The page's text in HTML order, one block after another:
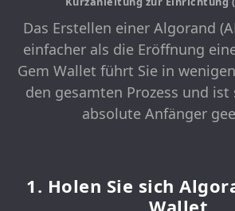
Das Erstellen einer Algorand
einfacher als die Eröffnung
Gem Wallet führt Sie in
den gesamten Prozess und
absolute Anfänger
1. Holen Sie sich